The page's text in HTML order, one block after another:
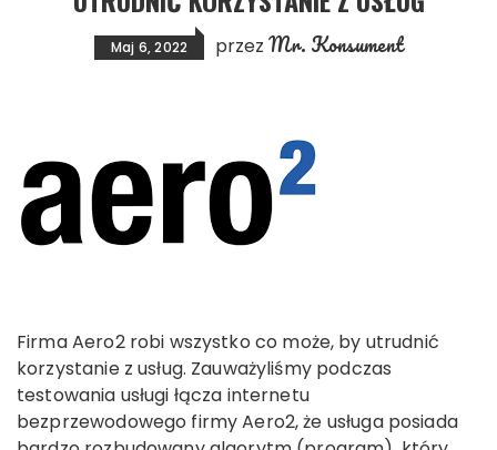
Maj 6, 2022 przezMr. Konsument
Firma Aero2 robi wszystko co może, by utrudnić
korzystanie z usług. Zauważyliśmy podczas
testowania usługi łącza internetu
bezprzewodowego firmy Aero2, że usługa posiada